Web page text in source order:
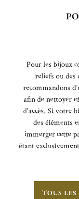
Pour les bijoux
reliefs ou des
recommandons
afin de nettoyer
d’accès. Si votre
des éléments
immerger cette
étant
TOUS